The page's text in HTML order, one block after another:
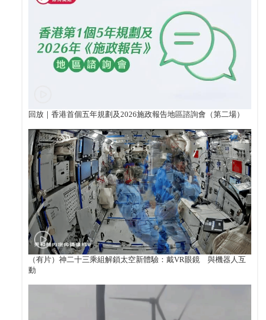
回放｜香港首個五年規劃及2026施政報告地區諮詢會（第二場）
（有片）神二十三乘組解鎖太空新體驗：戴VR眼鏡 與機器人互
動